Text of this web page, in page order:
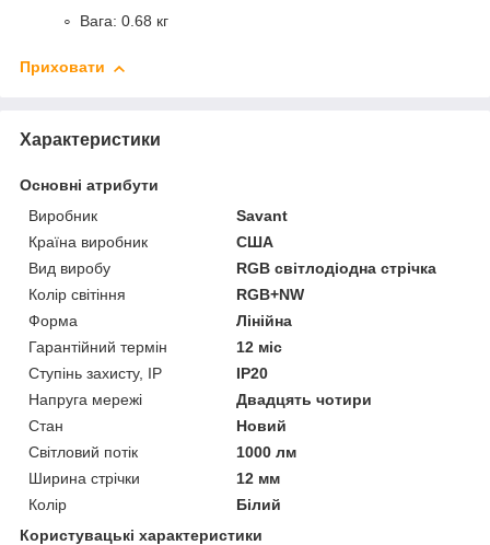
Вага: 0.68 кг
Приховати
Характеристики
Основні атрибути
Виробник
Savant
Країна виробник
США
Вид виробу
RGB світлодіодна стрічка
Колір світіння
RGB+NW
Форма
Лінійна
Гарантійний термін
12 міс
Ступінь захисту, IP
IP20
Напруга мережі
Двадцять чотири
Стан
Новий
Світловий потік
1000 лм
Ширина стрічки
12 мм
Колір
Білий
Користувацькі характеристики